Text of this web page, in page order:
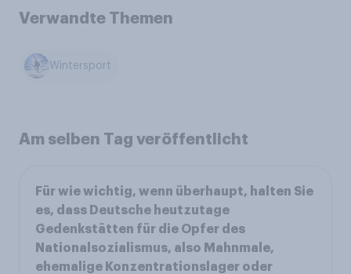
Verwandte Themen
Wintersport
Am selben Tag veröffentlicht
Für wie wichtig, wenn überhaupt, halten Sie
es, dass Deutsche heutzutage
Gedenkstätten für die Opfer des
Nationalsozialismus, also Mahnmale,
ehemalige Konzentrationslager oder